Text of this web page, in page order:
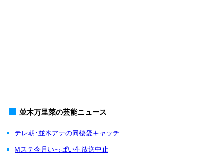
並木万里菜の芸能ニュース
テレ朝･並木アナの同棲愛キャッチ
Mステ今月いっぱい生放送中止